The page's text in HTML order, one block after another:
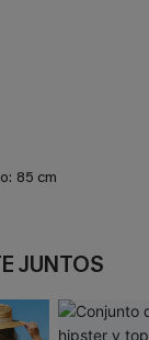
85 cm
JUNTOS